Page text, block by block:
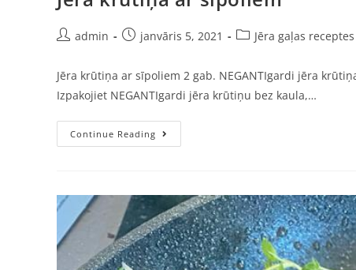
admin janvāris 5, 2021 Jēra gaļas receptes
Jēra krūtiņa ar sīpoliem 2 gab. NEGANTIgardi jēra
Izpakojiet NEGANTIgardi jēra krūtiņu bez kaula,…
Continue Reading